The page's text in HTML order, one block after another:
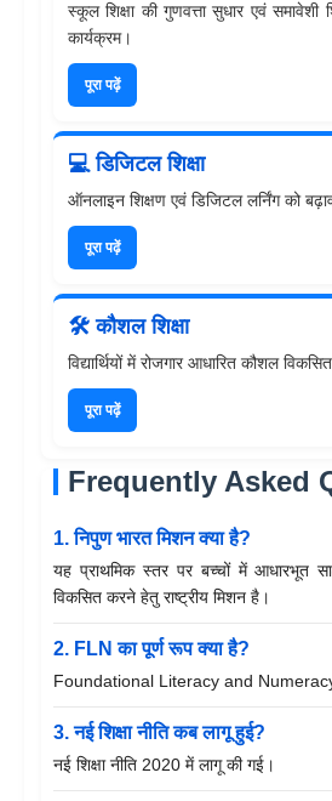
स्कूल शिक्षा की गुणवत्ता सुधार एवं समावेशी
कार्यक्रम।
पूरा पढ़ें
💻 डिजिटल शिक्षा
ऑनलाइन शिक्षण एवं डिजिटल लर्निंग को
पूरा पढ़ें
🛠 कौशल शिक्षा
विद्यार्थियों में रोजगार आधारित कौशल
पूरा पढ़ें
Frequently Asked
1. निपुण भारत मिशन क्या है?
यह प्राथमिक स्तर पर बच्चों में आधारभूत
विकसित करने हेतु राष्ट्रीय मिशन है।
2. FLN का पूर्ण रूप क्या है?
Foundational Literacy and
3. नई शिक्षा नीति कब लागू हुई?
नई शिक्षा नीति 2020 में लागू की गई।